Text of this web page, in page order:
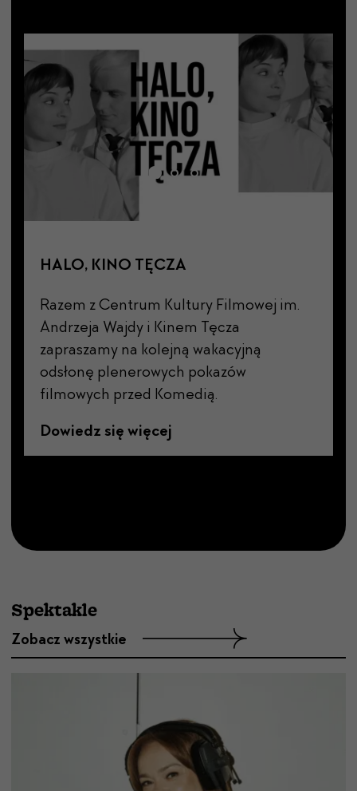
Ambientowe leżanki
Żoliborski Dom Kultury zaprasza do
przestrzeni relaksu i wyciszenia w samym
sercu miasta. W wybrane piątkowe
wieczory od 18:00 do 21:00 Park
Żeromskiego wypełni się ambientowymi
specjalistów i specjalistek w tej
dziedzinie.
Spektakle
Zobacz wszystkie